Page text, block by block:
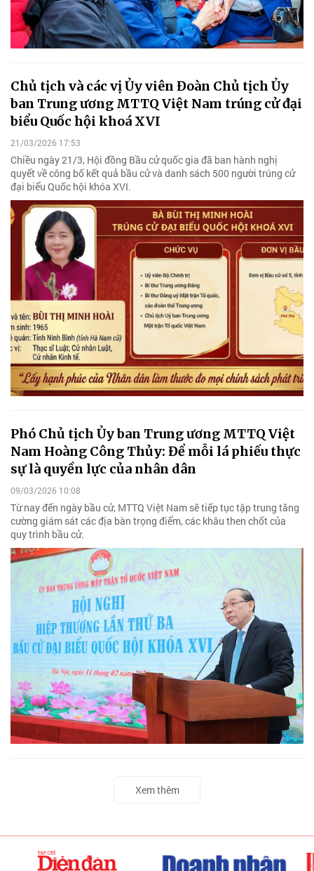
Chủ tịch và các vị Ủy viên Đoàn Chủ tịch Ủy
ban Trung ương MTTQ Việt Nam trúng cử đại
biểu Quốc hội khoá XVI
21/03/2026 17:53
Chiều ngày 21/3, Hội đồng Bầu cử quốc gia đã ban hành nghị
quyết về công bố kết quả bầu cử và danh sách 500 người trúng cử
đại biểu Quốc hội khóa XVI.
Phó Chủ tịch Ủy ban Trung ương MTTQ Việt
Nam Hoàng Công Thủy: Để mỗi lá phiếu thực
sự là quyền lực của nhân dân
09/03/2026 10:08
Từ nay đến ngày bầu cử, MTTQ Việt Nam sẽ tiếp tục tập trung tăng
cường giám sát các địa bàn trọng điểm, các khâu then chốt của
quy trình bầu cử.
Xem thêm